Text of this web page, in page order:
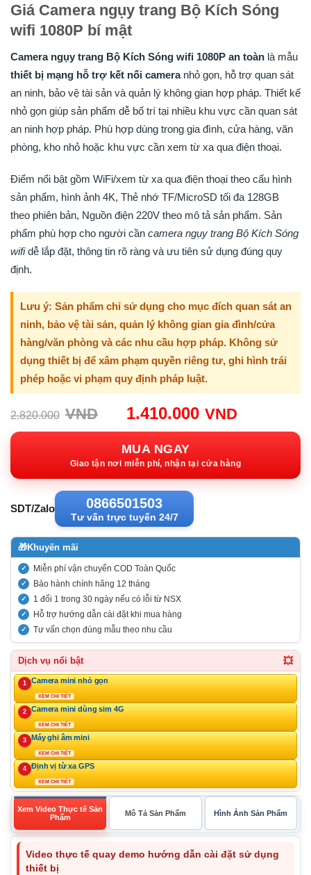
Giá Camera ngụy trang Bộ Kích Sóng
wifi 1080P bí mật
Camera ngụy trang Bộ Kích Sóng wifi 1080P an toàn là mẫu
thiết bị mạng hỗ trợ kết nối cameranhỏ gọn, hỗ trợ quan sát
an ninh, bảo vệ tài sản và quản lý không gian hợp pháp. Thiết kế
nhỏ gọn giúp sản phẩm dễ bố trí tại nhiều khu vực cần quan sát
an ninh hợp pháp. Phù hợp dùng trong gia đình, cửa hàng, văn
phòng, kho nhỏ hoặc khu vực cần xem từ xa qua điện thoại.
Điểm nổi bật gồm WiFi/xem từ xa qua điện thoại theo cấu hình
sản phẩm, hình ảnh 4K, Thẻ nhớ TF/MicroSD tối đa 128GB
theo phiên bản, Nguồn điện 220V theo mô tả sản phẩm. Sản
phẩm phù hợp cho người cần camera ngụy trang Bộ Kích Sóng
wifidễ lắp đặt, thông tin rõ ràng và ưu tiên sử dụng đúng quy
định.
Lưu ý: Sản phẩm chỉ sử dụng cho mục đích quan sát an
ninh, bảo vệ tài sản, quản lý không gian gia đình/cửa
hàng/văn phòng và các nhu cầu hợp pháp. Không sử
dụng thiết bị để xâm phạm quyền riêng tư, ghi hình trái
phép hoặc vi phạm quy định pháp luật.
2.820.000 VND
Giá
gốc:
2.820.000VND.
1.410.000 VND
hiện
MUA NGAY
Giao tận nơi miễn phí, nhận tại cửa hàng
SDT/Zalo 0866501503
Tư vấn trực tuyến 24/7
🎁Khuyến mãi
Miễn phí vận chuyển COD Toàn Quốc
Bảo hành chính hãng 12 tháng
1 đổi 1 trong 30 ngày nếu có lỗi từ NSX
Hỗ trợ hướng dẫn cài đặt khi mua hàng
Tư vấn chọn đúng mẫu theo nhu cầu
Dịch vụ nổi bật 💥
1 Camera mini nhỏ gọn
XEM CHI TIẾT
2 Camera mini dùng sim 4G
XEM CHI TIẾT
3 Máy ghi âm mini
XEM CHI TIẾT
4 Định vị từ xa GPS
XEM CHI TIẾT
Xem Video Thực tế Sản
Phẩm
Mô Tả Sản Phẩm Hình Ảnh Sản Phẩm
Video thực tế quay demo hướng dẫn cài đặt sử dụng
thiết bị